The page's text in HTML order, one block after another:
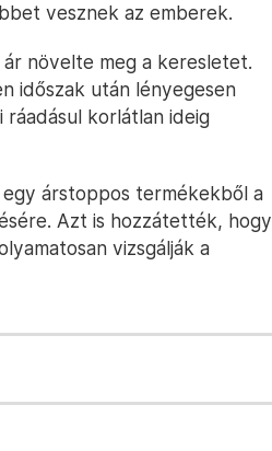
vesznek az emberek.
növelte meg a keresletet.
időszak után lényegesen
korlátlan ideig
árstoppos termékekből a
Azt is hozzátették, hogy
vizsgálják a